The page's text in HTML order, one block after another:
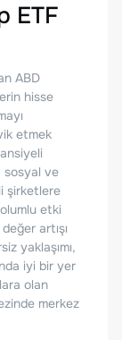
ETF
ABD
hisse
etmek
sosyal ve
şirketlere
etki
artışı
yaklaşımı,
iyi bir yer
olan
merkez